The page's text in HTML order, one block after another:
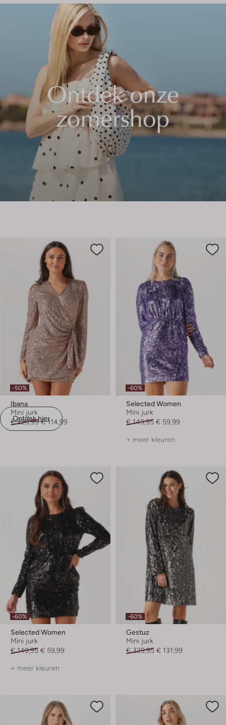
Ontdek hier
-50%
Ibana
Mini jurk
€ 229,99 € 114,99
-60%
Selected Women
Mini jurk
€ 149,95 € 59,99
+ meer kleuren
-60%
Selected Women
Mini jurk
€ 149,95 € 59,99
+ meer kleuren
-60%
Gestuz
Mini jurk
€ 329,95 € 131,99